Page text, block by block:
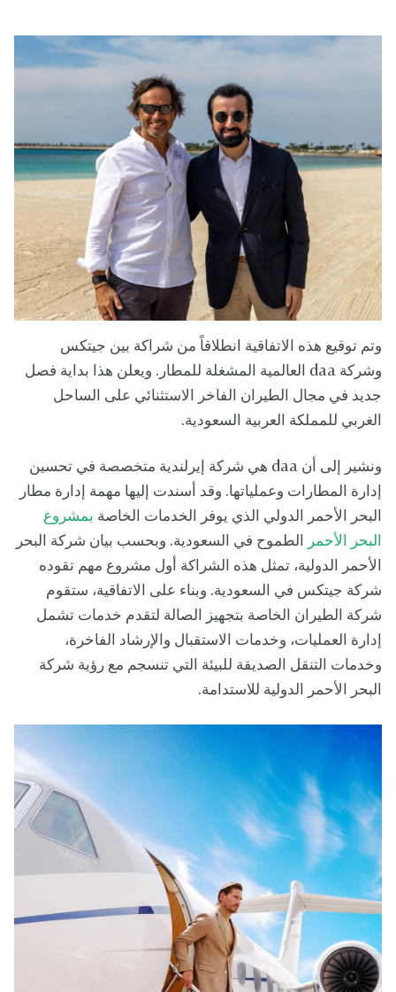
وتم توقيع هذه الاتفاقية انطلاقاً من شراكة بين جيتكس
وشركة daa العالمية المشغلة للمطار. ويعلن هذا بداية فصل
جديد في مجال الطيران الفاخر الاستثنائي على الساحل
الغربي للمملكة العربية السعودية.
ونشير إلى أن daa هي شركة إيرلندية متخصصة في تحسين
إدارة المطارات وعملياتها. وقد أسندت إليها مهمة إدارة مطار
البحر الأحمر الدولي الذي يوفر الخدمات الخاصة بمشروع
البحر الأحمر
الطموح في السعودية. وبحسب بيان شركة البحر
الأحمر الدولية، تمثل هذه الشراكة أول مشروع مهم تقوده
شركة جيتكس في السعودية. وبناء على الاتفاقية، ستقوم
شركة الطيران الخاصة بتجهيز الصالة لتقدم خدمات تشمل
إدارة العمليات، وخدمات الاستقبال والإرشاد الفاخرة،
وخدمات التنقل الصديقة للبيئة التي تنسجم مع رؤية شركة
البحر الأحمر الدولية للاستدامة.